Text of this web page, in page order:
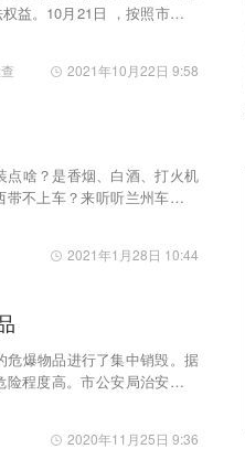
益。10月21日 ，按照市委、
2021年10月22日 9:58
点啥？是香烟、白酒、打火机
不上车？来听听兰州车站安
2021年1月28日 10:44
危爆物品进行了集中销毁。据
程度高。市公安局治安支队
2020年11月25日 9:36